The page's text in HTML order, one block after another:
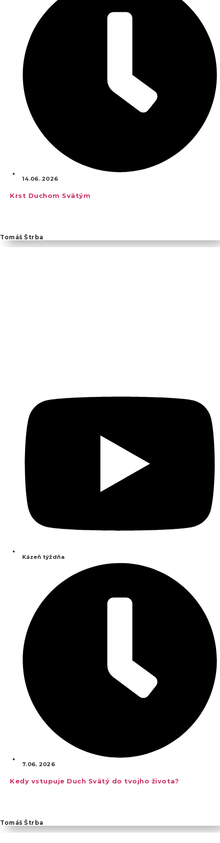
14.06. 2026
Krst Duchom Svätým
Tomáš Štrba
Kázeň týždňa
7.06. 2026
Kedy vstupuje Duch Svätý do tvojho života?
Tomáš Štrba